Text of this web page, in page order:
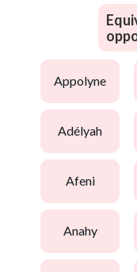
appolyne
adélyah
afeni
anahy